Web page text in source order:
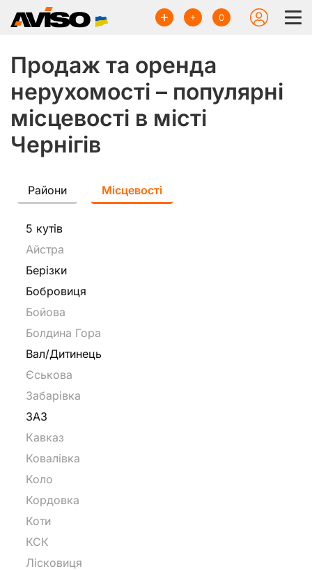
0
Продаж та оренда
нерухомості – популярні
місцевості в місті
Чернігів
Райони Місцевості
5 кутів
Айстра
Берізки
Бобровиця
Бойова
Болдина Гора
Вал/Дитинець
Єськова
Забарівка
ЗАЗ
Кавказ
Ковалівка
Коло
Кордовка
Коти
КСК
Лісковиця